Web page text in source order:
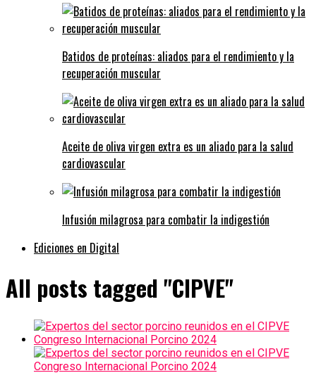
Batidos de proteínas: aliados para el rendimiento y la
recuperación muscular
Aceite de oliva virgen extra es un aliado para la salud
cardiovascular
Infusión milagrosa para combatir la indigestión
Ediciones en Digital
All posts tagged "CIPVE"